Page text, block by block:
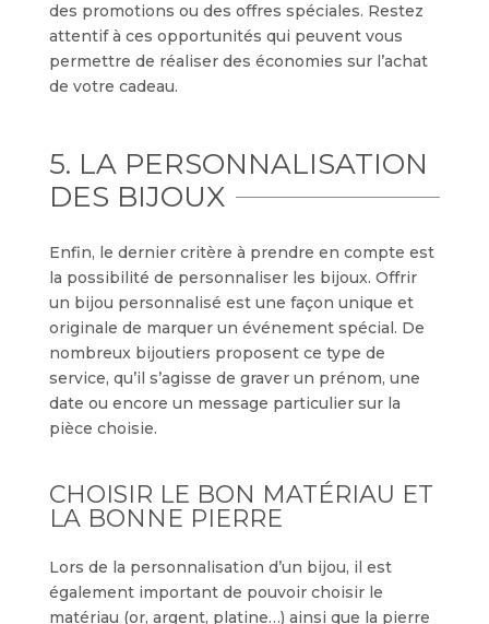
des promotions ou des offres spéciales. Restez
attentif à ces opportunités qui peuvent vous
permettre de réaliser des économies sur l’achat
de votre cadeau.
5. LA PERSONNALISATION
DES BIJOUX
Enfin, le dernier critère à prendre en compte est
la possibilité de personnaliser les bijoux. Offrir
un bijou personnalisé est une façon unique et
originale de marquer un événement spécial. De
nombreux bijoutiers proposent ce type de
service, qu’il s’agisse de graver un prénom, une
date ou encore un message particulier sur la
pièce choisie.
CHOISIR LE BON MATÉRIAU ET
LA BONNE PIERRE
Lors de la personnalisation d’un bijou, il est
également important de pouvoir choisir le
matériau (or, argent, platine…) ainsi que la pierre